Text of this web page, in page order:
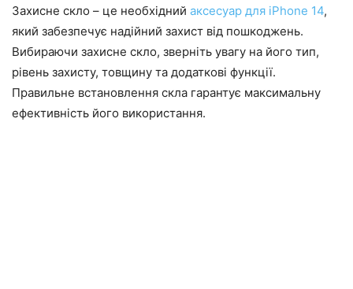
Захисне скло – це необхідний аксесуар для iPhone 14,
який забезпечує надійний захист від пошкоджень.
Вибираючи захисне скло, зверніть увагу на його тип,
рівень захисту, товщину та додаткові функції.
Правильне встановлення скла гарантує максимальну
ефективність його використання.